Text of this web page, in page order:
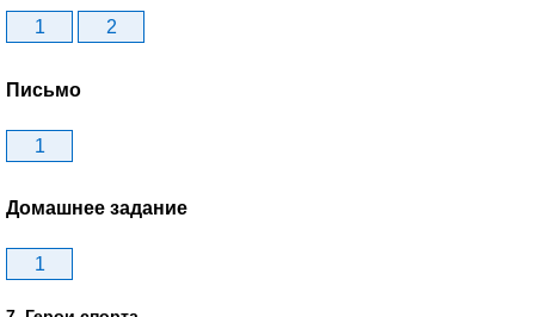
1 2
Письмо
1
Домашнее задание
1